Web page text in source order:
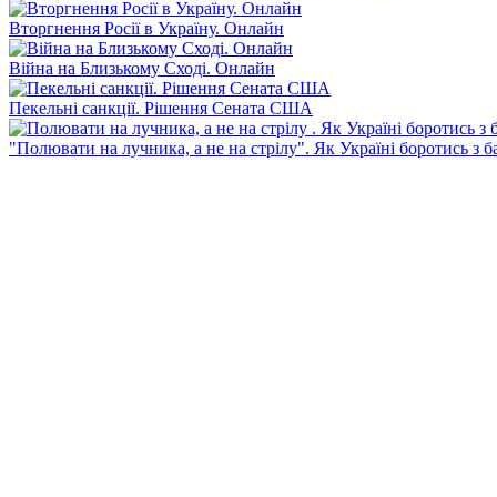
Вторгнення Росії в Україну. Онлайн
Війна на Близькому Сході. Онлайн
Пекельні санкції. Рішення Сената США
"Полювати на лучника, а не на стрілу". Як Україні боротись з